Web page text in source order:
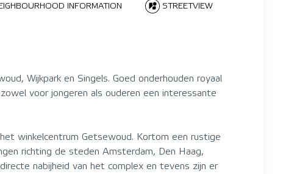
INFORMATION STREETVIEW
Wijkpark en Singels. Goed onderhouden royaal
voor jongeren als ouderen een interessante
winkelcentrum Getsewoud. Kortom een rustige
richting de steden Amsterdam, Den Haag,
nabijheid van het complex en tevens zijn er